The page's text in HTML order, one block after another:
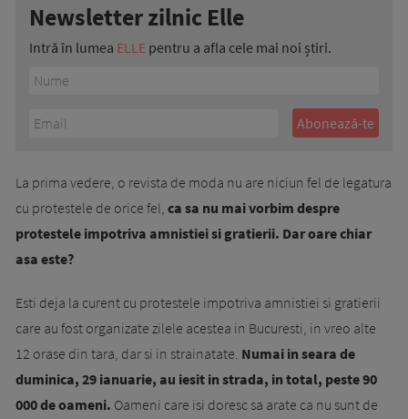
Newsletter zilnic Elle
Intră în lumea ELLE pentru a afla cele mai noi știri.
La prima vedere, o revista de moda nu are niciun fel de legatura
cu protestele de orice fel, ca sa nu mai vorbim despre
protestele impotriva amnistiei si gratierii. Dar oare chiar
asa este?
Esti deja la curent cu protestele impotriva amnistiei si gratierii
care au fost organizate zilele acestea in Bucuresti, in vreo alte
12 orase din tara, dar si in strainatate. Numai in seara de
duminica, 29 ianuarie, au iesit in strada, in total, peste 90
000 de oameni. Oameni care isi doresc sa arate ca nu sunt de